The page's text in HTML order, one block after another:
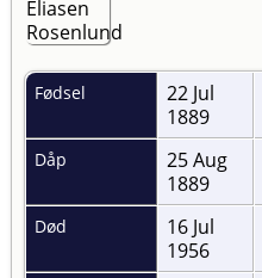
Fødsel
22 Jul
1889
Dåp
25 Aug
1889
Død
16 Jul
1956